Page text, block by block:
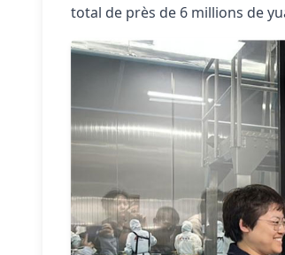
total de près de 6 millions de